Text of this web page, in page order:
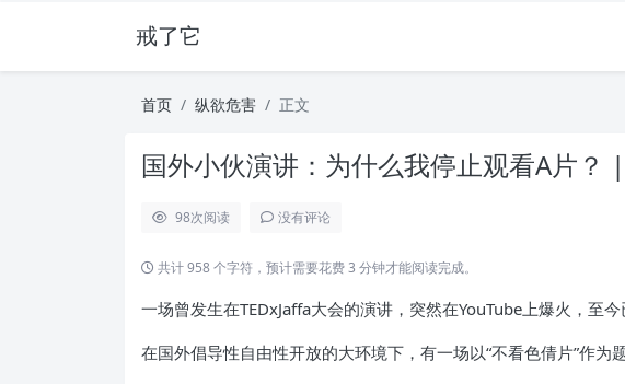
戒了它
首页 纵欲危害 正文
国外小伙演讲：为什么我停止观看A片？
98次阅读 没有评论
共计 958 个字符，预计需要花费 3 分钟才能阅读完成。
一场曾发生在TEDxJaffa大会的演讲，突然在YouTube上爆火，至
在国外倡导性自由性开放的大环境下，有一场以“不看色倩片”作